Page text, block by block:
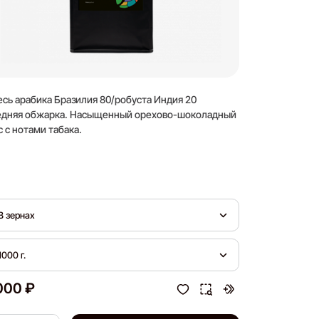
арабика Бразилия 80/робуста Индия 20
обжарка. Насыщенный орехово-шоколадный
с нотами табака.
зернах
г.
₽